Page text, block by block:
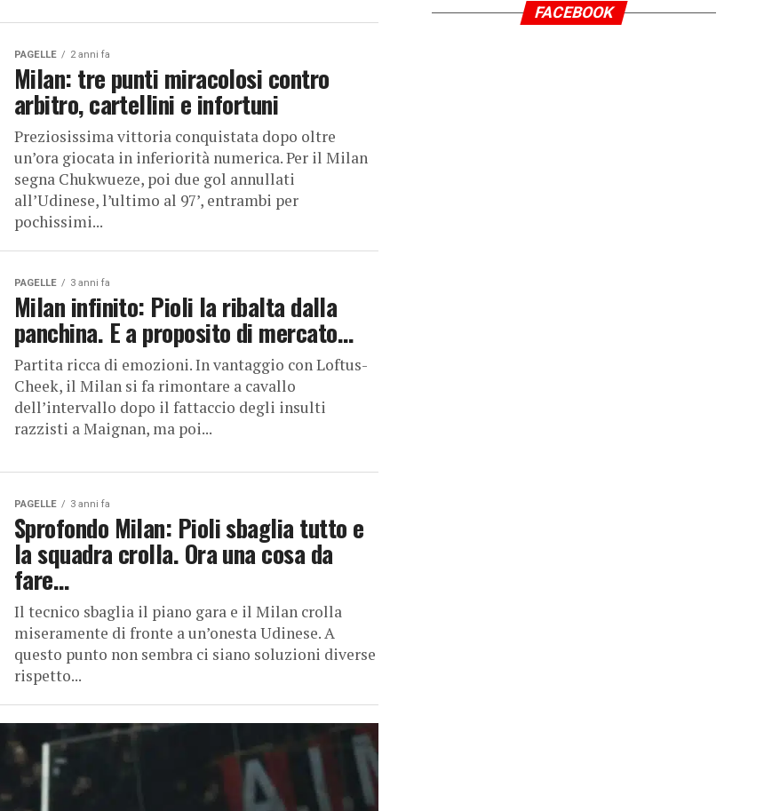
PAGELLE 2 anni fa
Milan: tre punti miracolosi contro
arbitro, cartellini e infortuni
Preziosissima vittoria conquistata dopo oltre
un’ora giocata in inferiorità numerica. Per il Milan
segna Chukwueze, poi due gol annullati
all’Udinese, l’ultimo al 97’, entrambi per
pochissimi...
PAGELLE 3 anni fa
Milan infinito: Pioli la ribalta dalla
panchina. E a proposito di mercato…
Partita ricca di emozioni. In vantaggio con Loftus-
Cheek, il Milan si fa rimontare a cavallo
dell’intervallo dopo il fattaccio degli insulti
razzisti a Maignan, ma poi...
PAGELLE 3 anni fa
Sprofondo Milan: Pioli sbaglia tutto e
la squadra crolla. Ora una cosa da
fare…
Il tecnico sbaglia il piano gara e il Milan crolla
miseramente di fronte a un’onesta Udinese. A
questo punto non sembra ci siano soluzioni diverse
rispetto...
FACEBOOK